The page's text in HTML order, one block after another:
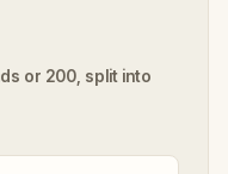
or 200, split into